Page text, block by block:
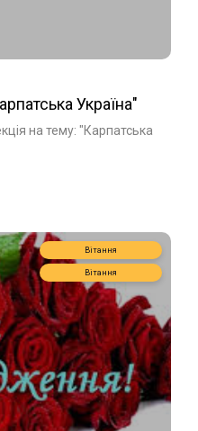
Україна"
на тему: "Карпатська
Вітання
Вітання